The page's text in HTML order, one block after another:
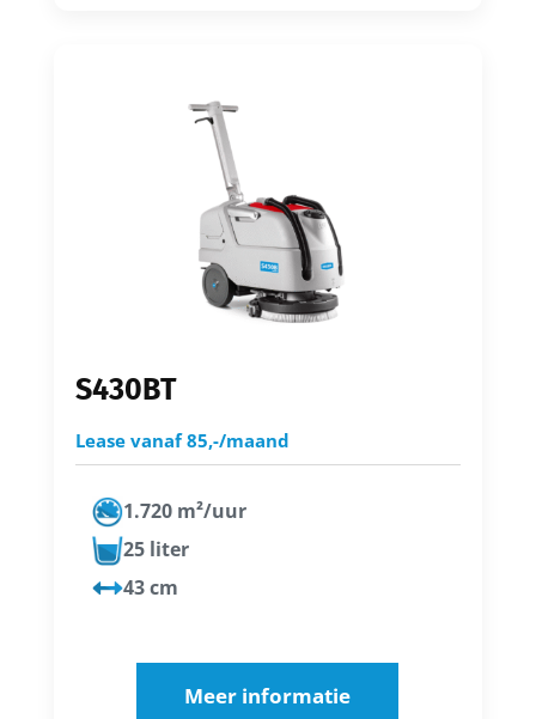
S430BT
Lease vanaf 85,-/maand
1.720 m²/uur
25 liter
43 cm
Meer informatie